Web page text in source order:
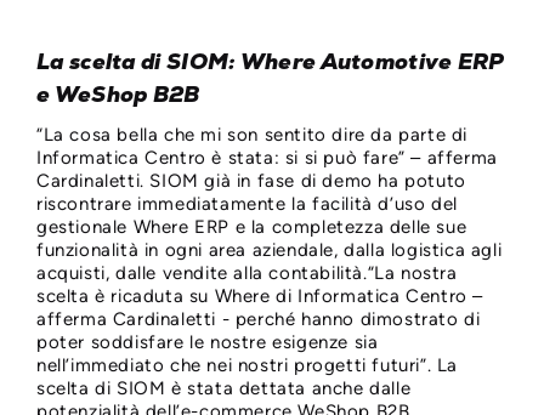
La scelta di SIOM: Where Automotive ERP
e WeShop B2B
“La cosa bella che mi son sentito dire da parte di
Informatica Centro è stata: si si può fare” – afferma
Cardinaletti. SIOM già in fase di demo ha potuto
riscontrare immediatamente la facilità d’uso del
gestionale Where ERP e la completezza delle sue
funzionalità in ogni area aziendale, dalla logistica agli
acquisti, dalle vendite alla contabilità.“La nostra
scelta è ricaduta su Where di Informatica Centro –
afferma Cardinaletti - perché hanno dimostrato di
poter soddisfare le nostre esigenze sia
nell’immediato che nei nostri progetti futuri”. La
scelta di SIOM è stata dettata anche dalle